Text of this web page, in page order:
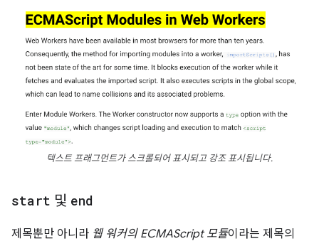
텍스트 프래그먼트가 스크롤되어 표시되고 강조 표시됩니다.
start 및 end
제목뿐만 아니라 웹 워커의 ECMAScript 모듈이라는 제목의